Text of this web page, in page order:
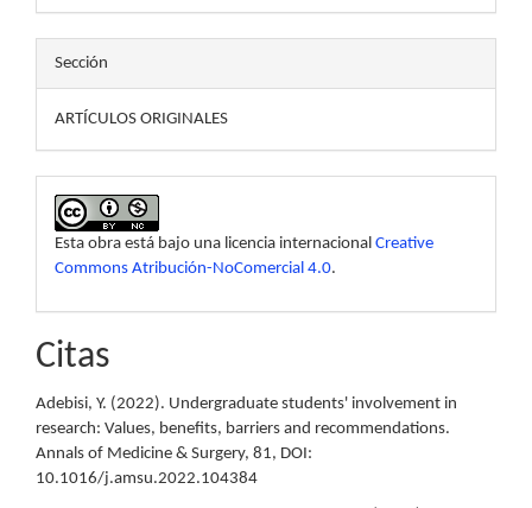
Sección
ARTÍCULOS ORIGINALES
Esta obra está bajo una licencia internacional Creative
Commons Atribución-NoComercial 4.0.
Citas
Adebisi, Y. (2022). Undergraduate students' involvement in
research: Values, benefits, barriers and recommendations.
Annals of Medicine & Surgery, 81, DOI:
10.1016/j.amsu.2022.104384